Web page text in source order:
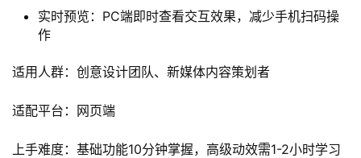
实时预览：PC端即时查看交互效果，减少手机扫码操
作
适用人群：创意设计团队、新媒体内容策划者
适配平台：网页端
上手难度：基础功能10分钟掌握，高级动效需1-2小时学习